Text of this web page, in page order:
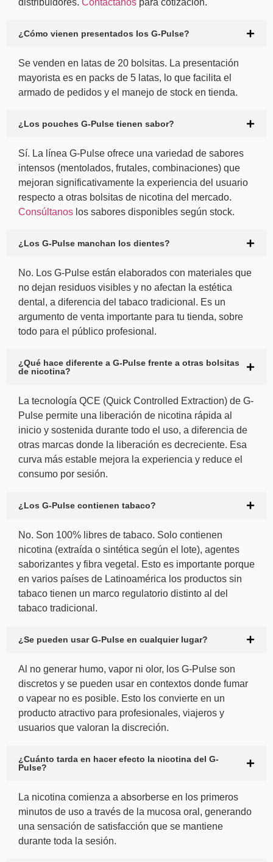
distribuidores. Contáctanos para cotización.
¿Cómo vienen presentados los G-Pulse?
Se venden en latas de 20 bolsitas. La presentación
mayorista es en packs de 5 latas, lo que facilita el
armado de pedidos y el manejo de stock en tienda.
¿Los pouches G-Pulse tienen sabor?
Sí. La línea G-Pulse ofrece una variedad de sabores
intensos (mentolados, frutales, combinaciones) que
mejoran significativamente la experiencia del usuario
respecto a otras bolsitas de nicotina del mercado.
Consúltanos los sabores disponibles según stock.
¿Los G-Pulse manchan los dientes?
No. Los G-Pulse están elaborados con materiales que
no dejan residuos visibles y no afectan la estética
dental, a diferencia del tabaco tradicional. Es un
argumento de venta importante para tu tienda, sobre
todo para el público profesional.
¿Qué hace diferente a G-Pulse frente a otras bolsitas
de nicotina?
La tecnología QCE (Quick Controlled Extraction) de G-
Pulse permite una liberación de nicotina rápida al
inicio y sostenida durante todo el uso, a diferencia de
otras marcas donde la liberación es decreciente. Esa
curva más estable mejora la experiencia y reduce el
consumo por sesión.
¿Los G-Pulse contienen tabaco?
No. Son 100% libres de tabaco. Solo contienen
nicotina (extraída o sintética según el lote), agentes
saborizantes y fibra vegetal. Esto es importante porque
en varios países de Latinoamérica los productos sin
tabaco tienen un marco regulatorio distinto al del
tabaco tradicional.
¿Se pueden usar G-Pulse en cualquier lugar?
Al no generar humo, vapor ni olor, los G-Pulse son
discretos y se pueden usar en contextos donde fumar
o vapear no es posible. Esto los convierte en un
producto atractivo para profesionales, viajeros y
usuarios que valoran la discreción.
¿Cuánto tarda en hacer efecto la nicotina del G-
Pulse?
La nicotina comienza a absorberse en los primeros
minutos de uso a través de la mucosa oral, generando
una sensación de satisfacción que se mantiene
durante toda la sesión.